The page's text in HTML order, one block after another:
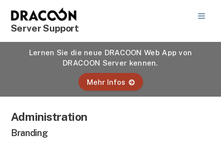
Server Support
Lernen Sie die neue DRACOON Web App von
DRACOON Server kennen.
Mehr Infos
Administration
Branding